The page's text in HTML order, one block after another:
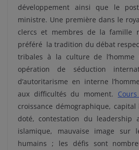
développement ainsi que le
ministre. Une première dans le
clercs et membres de la famille
préféré la tradition du débat
tribales à la culture de l’homme
opération de séduction
d’autoritarisme en interne
aux difficultés du moment.
croissance démographique,
doté, contestation du leadership
islamique, mauvaise image sur
humains ; les défis sont